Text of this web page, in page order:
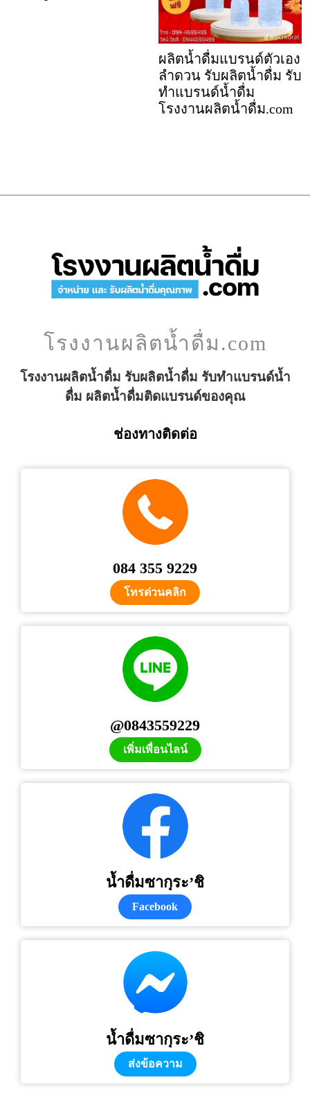
ผลิตน้ำดื่มแบรนด์ตัวเอง
ลำดวน รับผลิตน้ำดื่ม รับ
ทำแบรนด์น้ำดื่ม
โรงงานผลิตน้ำดื่ม.com
โรงงานผลิตน้ำดื่ม.com
โรงงานผลิตน้ำดื่ม รับผลิตน้ำดื่ม รับทำแบรนด์น้ำ
ดื่ม ผลิตน้ำดื่มติดแบรนด์ของคุณ
ช่องทางติดต่อ
084 355 9229
โทรด่วนคลิก
@0843559229
เพิ่มเพื่อนไลน์
น้ำดื่มซากุระ’ชิ
Facebook
น้ำดื่มซากุระ’ชิ
ส่งข้อความ